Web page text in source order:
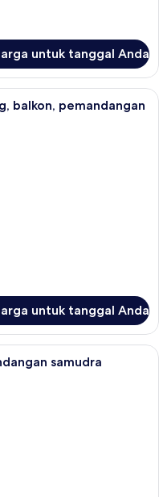
untuk tanggal Anda
Deluks, 1 Tempat Tidur King,
balkon, pemandangan
untuk tanggal Anda
Senior, 1 kamar tidur,
samudra